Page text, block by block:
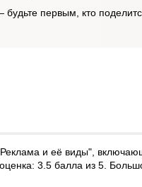
первым, кто
и её виды",
3.5 балла из 5.